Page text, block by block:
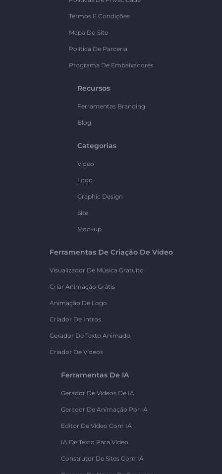
Termos E Condições
Mapa Do Site
Política De Parceria
Programa De Embaixadores
Recursos
Ferramentas Branding
Blog
Categorias
Vídeo
Logo
Graphic Design
Site
Mockup
Ferramentas De Criação De Vídeo
Visualizador De Música Gratuito
Criar Animação Grátis
Animação De Logo
Criador De Intros
Gerador De Texto Animado
Criador De Vídeos
Ferramentas De IA
Gerador De Vídeos De IA
Gerador De Animação Por IA
Editor De Vídeo Com IA
IA De Texto Para Vídeo
Construtor De Sites Com IA